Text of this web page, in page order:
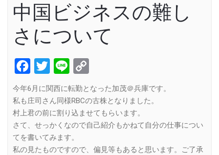
中国ビジネスの難し
さについて
Facebook
Twitter
Line
Link
今年6月に関西に転勤となった加茂＠兵庫です。
私も庄司さん同様RBCの古株となりました。
村上君の前に割り込ませてもらいます。
さて、せっかくなので自己紹介もかねて自分の仕事につい
てを書いてみます。
私の見たものですので、偏見等もあると思います。ご了承